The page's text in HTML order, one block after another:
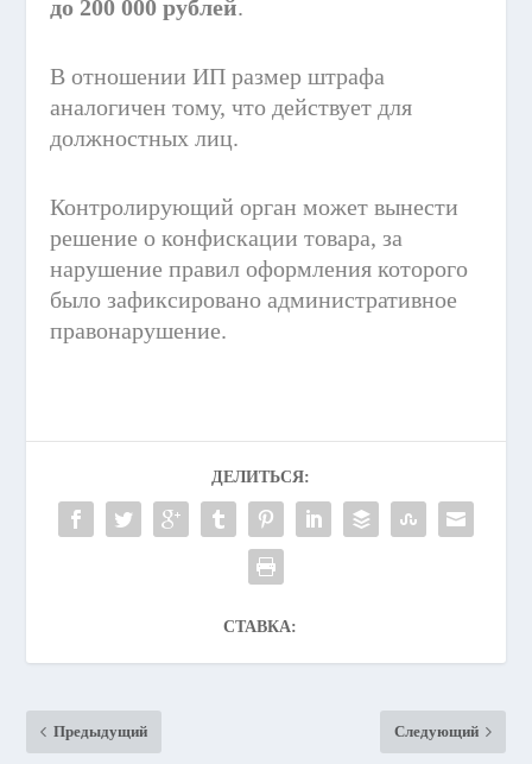
до 200 000 рублей.
В отношении ИП размер штрафа
аналогичен тому, что действует для
должностных лиц.
Контролирующий орган может вынести
решение о конфискации товара, за
нарушение правил оформления которого
было зафиксировано административное
правонарушение.
ДЕЛИТЬСЯ:
СТАВКА:
Предыдущий Следующий